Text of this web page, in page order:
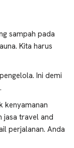
sampah pada
Kita harus
Ini demi
kenyamanan
jasa travel and
perjalanan. Anda